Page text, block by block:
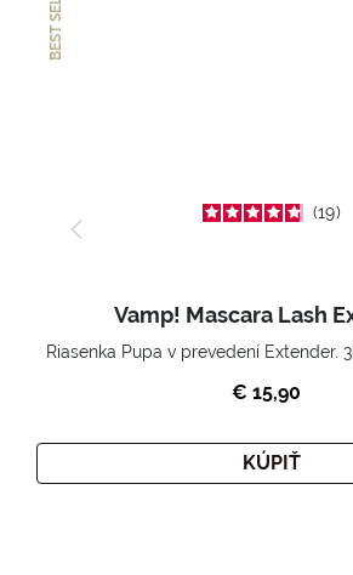
19
Vamp! Mascara Lash
€ 15,90
KÚPIŤ